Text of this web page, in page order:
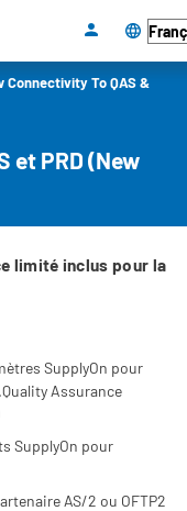
principal
Connectivity To QAS &
et PRD (New
limité inclus pour la
SupplyOn pour
Assurance
SupplyOn pour
AS/2 ou OFTP2